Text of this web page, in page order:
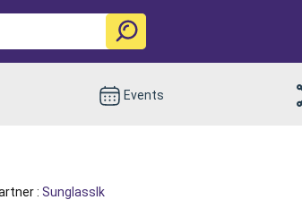
Events
: Sunglasslk